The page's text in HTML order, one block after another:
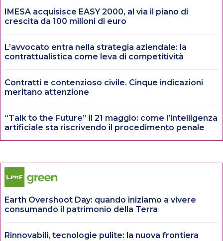
IMESA acquisisce EASY 2000, al via il piano di
crescita da 100 milioni di euro
L’avvocato entra nella strategia aziendale: la
contrattualistica come leva di competitività
Contratti e contenzioso civile. Cinque indicazioni
meritano attenzione
“Talk to the Future” il 21 maggio: come l’intelligenza
artificiale sta riscrivendo il procedimento penale
Earth Overshoot Day: quando iniziamo a vivere
consumando il patrimonio della Terra
Rinnovabili, tecnologie pulite: la nuova frontiera